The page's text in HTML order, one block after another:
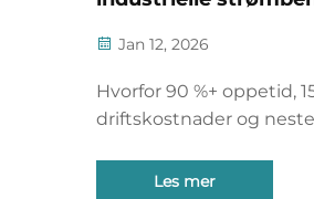
Jan 12, 2026
Hvorfor 90 %+ oppetid,
driftskostnader og
farmasøytisk industri,
Les mer